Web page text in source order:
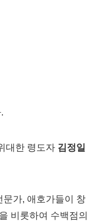
대한 령도자 김정일
가, 애호가들이 창
비롯하여 수백점의